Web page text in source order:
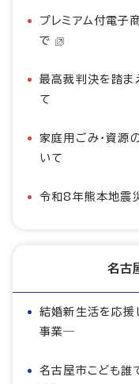
プレミアム付電子
で
最高裁判決を踏ま
て
家庭用ごみ・資源
いて
令和8年熊本地震
名古
結婚新生活を応
事業―
名古屋市こども誰